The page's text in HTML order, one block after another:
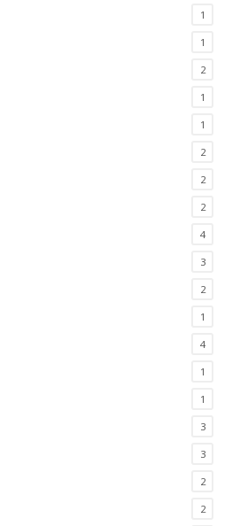
1
1
2
1
1
2
2
2
4
3
2
1
4
1
1
3
3
2
2